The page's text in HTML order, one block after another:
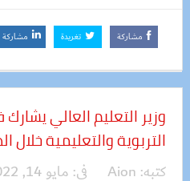
مشاركة تغريدة مشاركة
وزير التعليم العالي
التربوية والتعليمية خلال
كتبه: Aion فى: مايو 14, 2022